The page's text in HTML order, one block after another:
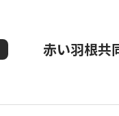
赤い羽根共